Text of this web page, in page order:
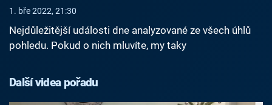
1. bře 2022, 21:30
Nejdůležitější události dne analyzované ze všech úhlů
pohledu. Pokud o nich mluvíte, my taky
Další videa pořadu